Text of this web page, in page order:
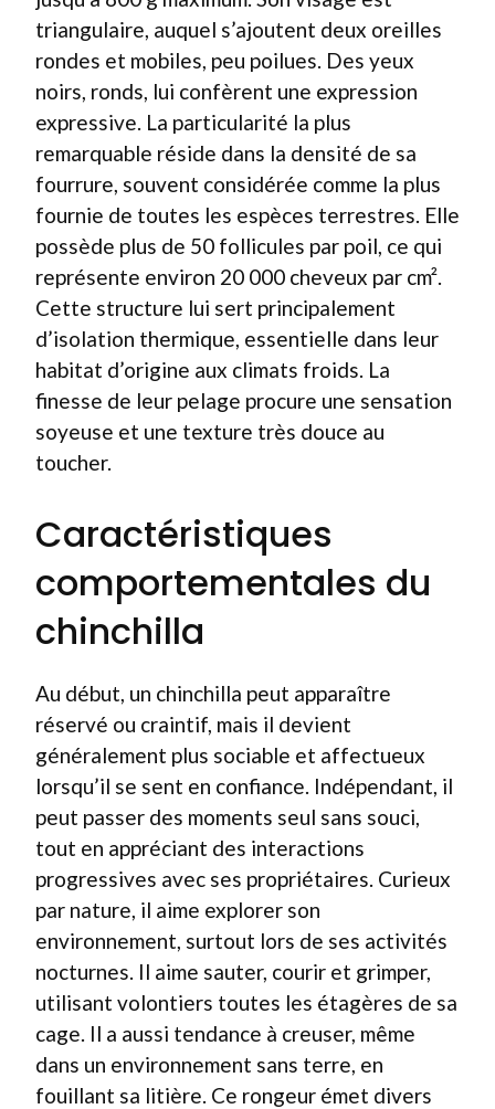
triangulaire, auquel s’ajoutent deux oreilles
rondes et mobiles, peu poilues. Des yeux
noirs, ronds, lui confèrent une expression
expressive. La particularité la plus
remarquable réside dans la densité de sa
fourrure, souvent considérée comme la plus
fournie de toutes les espèces terrestres. Elle
possède plus de 50 follicules par poil, ce qui
représente environ 20 000 cheveux par cm².
Cette structure lui sert principalement
d’isolation thermique, essentielle dans leur
habitat d’origine aux climats froids. La
finesse de leur pelage procure une sensation
soyeuse et une texture très douce au
toucher.
Caractéristiques
comportementales du
chinchilla
Au début, un chinchilla peut apparaître
réservé ou craintif, mais il devient
généralement plus sociable et affectueux
lorsqu’il se sent en confiance. Indépendant, il
peut passer des moments seul sans souci,
tout en appréciant des interactions
progressives avec ses propriétaires. Curieux
par nature, il aime explorer son
environnement, surtout lors de ses activités
nocturnes. Il aime sauter, courir et grimper,
utilisant volontiers toutes les étagères de sa
cage. Il a aussi tendance à creuser, même
dans un environnement sans terre, en
fouillant sa litière. Ce rongeur émet divers